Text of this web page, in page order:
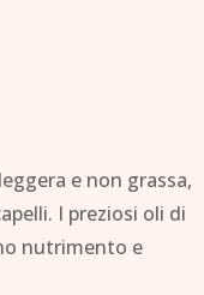
e non grassa,
I preziosi oli di
nutrimento e